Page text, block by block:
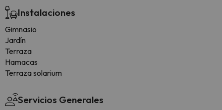
Instalaciones
Gimnasio
Jardín
Terraza
Hamacas
Terraza solarium
Servicios Generales